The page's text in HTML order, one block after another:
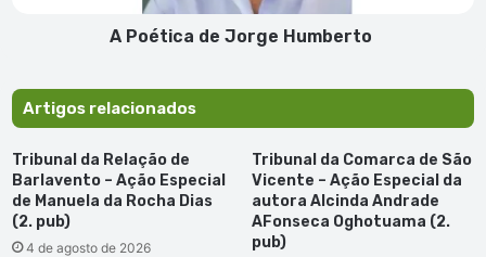
A Poética de Jorge Humberto
Artigos relacionados
Tribunal da Relação de
Barlavento – Ação Especial
de Manuela da Rocha Dias
(2. pub)
4 de agosto de 2026
Tribunal da Comarca de São
Vicente – Ação Especial da
autora Alcinda Andrade
AFonseca Oghotuama (2.
pub)